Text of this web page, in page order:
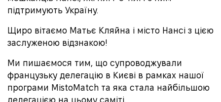
підтримують Україну.
Щиро вітаємо Матьє Кляйна і місто Нансі з цією
заслуженою відзнакою!
Ми пишаємося тим, що супроводжували
французьку делегацію в Києві в рамках нашої
програми MistoMatch та яка стала найбільшою
делегацією на цьому саміті.